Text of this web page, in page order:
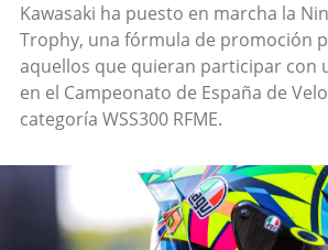
Kawasaki ha puesto en marcha la
Trophy, una fórmula de promoción
aquellos que quieran participar con
en el Campeonato de España de
categoría WSS300 RFME.